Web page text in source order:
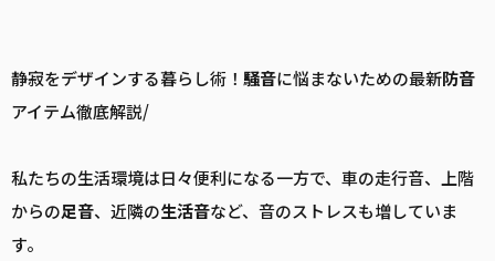
静寂をデザインする暮らし術！ 騒音に悩まないための最新防音
アイテム徹底解説/
私たちの生活環境は日々便利になる一方で、車の走行音、上階
からの足音、近隣の生活音など、音のストレスも増していま
す。